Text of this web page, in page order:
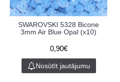
SWAROVSKI 5328 Bicone
3mm Air Blue Opal (x10)
0,90€
Nosūtīt jautājumu